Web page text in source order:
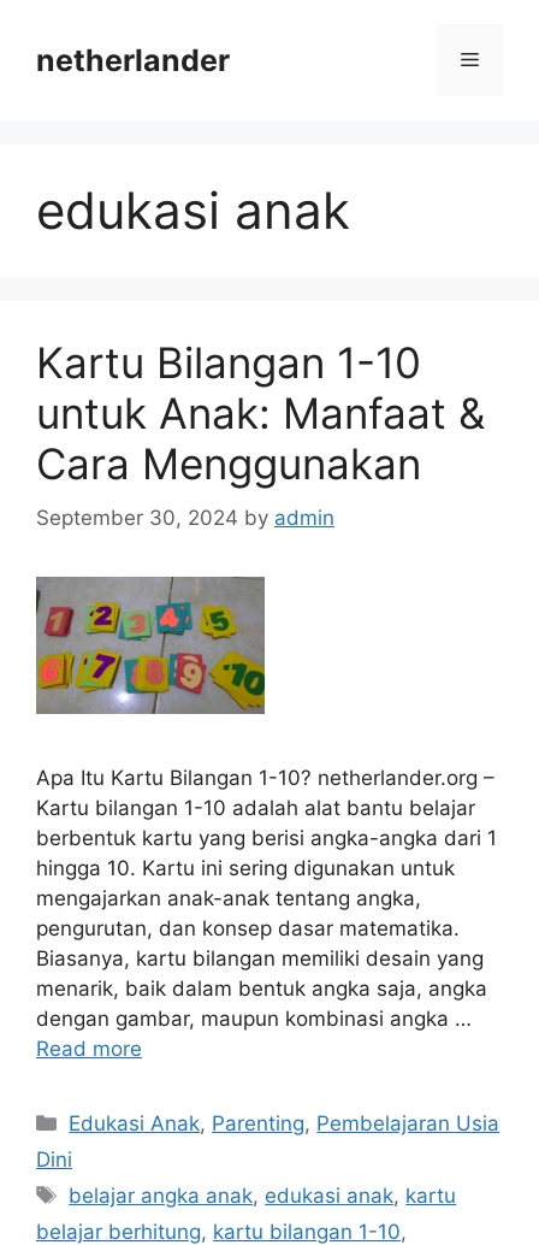
contentnetherlander Menu
edukasi anak
Kartu Bilangan 1-10
untuk Anak: Manfaat &
Cara Menggunakan
September 30, 2024 by admin
Apa Itu Kartu Bilangan 1-10? netherlander.org –
Kartu bilangan 1-10 adalah alat bantu belajar
berbentuk kartu yang berisi angka-angka dari 1
hingga 10. Kartu ini sering digunakan untuk
mengajarkan anak-anak tentang angka,
pengurutan, dan konsep dasar matematika.
Biasanya, kartu bilangan memiliki desain yang
menarik, baik dalam bentuk angka saja, angka
dengan gambar, maupun kombinasi angka …
Read more
Categories
Edukasi Anak, Parenting, Pembelajaran Usia
Dini
Tags
belajar angka anak, edukasi anak, kartu
belajar berhitung, kartu bilangan 1-10,